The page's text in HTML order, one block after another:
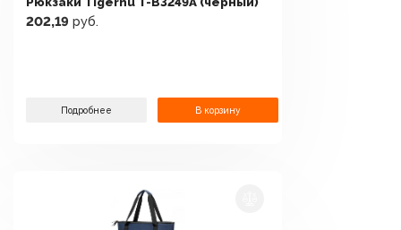
202,19 руб.
Подробнее В корзину